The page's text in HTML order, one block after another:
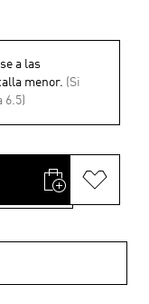
a las
menor. (Si
6.5)